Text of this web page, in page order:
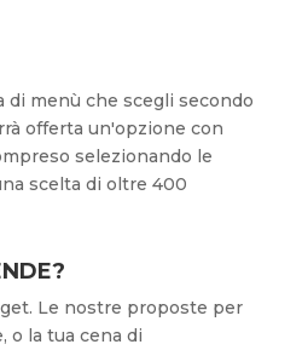
di menù che scegli secondo
offerta un'opzione con
selezionando le
scelta di oltre 400
Le nostre proposte per
o la tua cena di